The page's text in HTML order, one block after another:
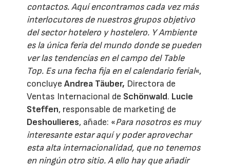
contactos. Aquí encontramos cada vez más
interlocutores de nuestros grupos objetivo
del sector hotelero y hostelero. Y Ambiente
es la única feria del mundo donde se pueden
ver las tendencias en el campo del Table
Top. Es una fecha fija en el calendario ferial«,
concluyeAndrea Täuber, Directora de
Ventas Internacional de Schönwald. Lucie
Steffen, responsable de marketing de
Deshoulieres, añade: «Para nosotros es muy
interesante estar aquí y poder aprovechar
esta alta internacionalidad, que no tenemos
en ningún otro sitio. A ello hay que añadir